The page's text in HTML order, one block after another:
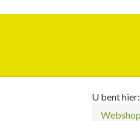
U bent hier:
Webshop